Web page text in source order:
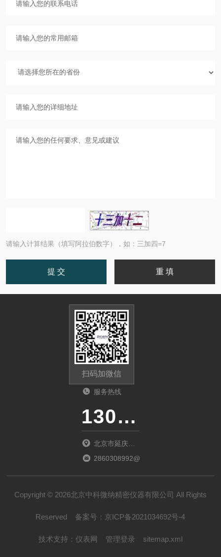
请输入计算结果（填写阿拉伯数字），如：三加四=7
扫码加微信
服务热线
13011285763
北京市延庆区
中关村延庆园
2860308992@qq.com
Copyright © 2026北京中科微纳精密仪器有限公司 All Rights
Reserved 备案号： 京ICP备2021034692号-4
技术支持： 仪表网 管理登录 sitemap.xml